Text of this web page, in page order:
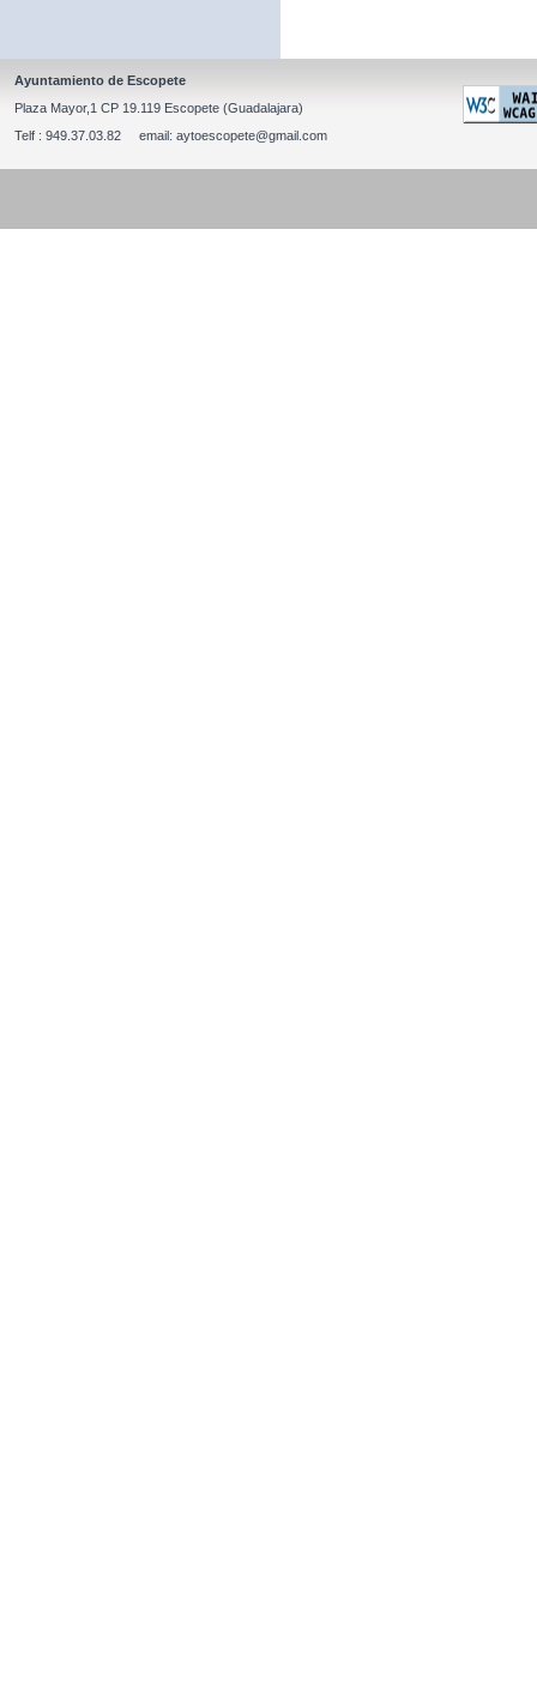
Ayuntamiento de Escopete
Plaza Mayor,1 CP 19.119 Escopete (Guadalajara)
Telf : 949.37.03.82 email: aytoescopete@gmail.com